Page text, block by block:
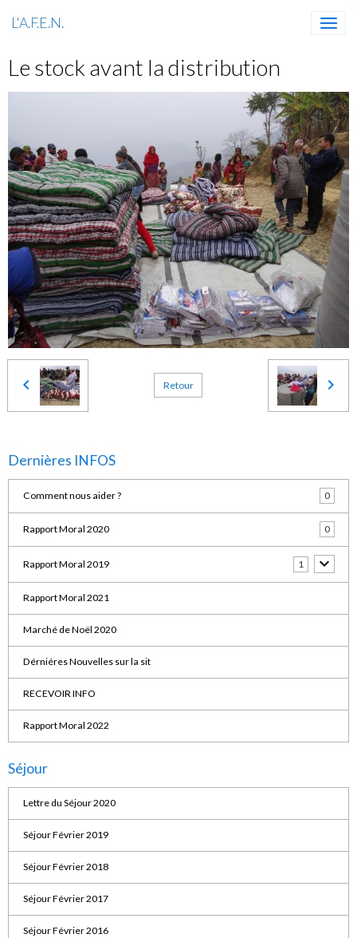
L'A.F.E.N.
Le stock avant la distribution
Retour
Dernières INFOS
Comment nous aider ? 0
Rapport Moral 2020 0
Rapport Moral 2019 1
Rapport Moral 2021
Marché de Noël 2020
Dérniéres Nouvelles sur la sit
RECEVOIR INFO
Rapport Moral 2022
Séjour
Lettre du Séjour 2020
Séjour Février 2019
Séjour Février 2018
Séjour Février 2017
Séjour Février 2016